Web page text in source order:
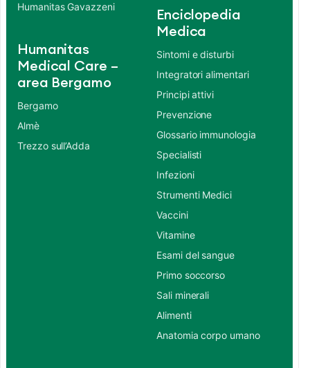
Humanitas Gavazzeni
Humanitas
Medical Care –
area Bergamo
Bergamo
Almè
Trezzo sull’Adda
Enciclopedia
Medica
Sintomi e disturbi
Integratori alimentari
Principi attivi
Prevenzione
Glossario immunologia
Specialisti
Infezioni
Strumenti Medici
Vaccini
Vitamine
Esami del sangue
Primo soccorso
Sali minerali
Alimenti
Anatomia corpo umano